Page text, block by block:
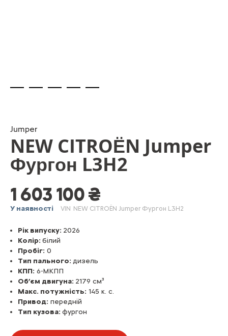
beginning
of
the
images
gallery
Jumper
NEW CITROЁN Jumper
Фургон L3H2
1 603 100 ₴
У наявності VIN NEW CITROЁN Jumper Фургон L3H2
Рік випуску: 2026
Колір: білий
Пробіг: 0
Тип пального: дизель
КПП: 6-МКПП
Об’єм двигуна: 2179 см³
Макс. потужність: 145 к. с.
Привод: передній
Тип кузова: фургон